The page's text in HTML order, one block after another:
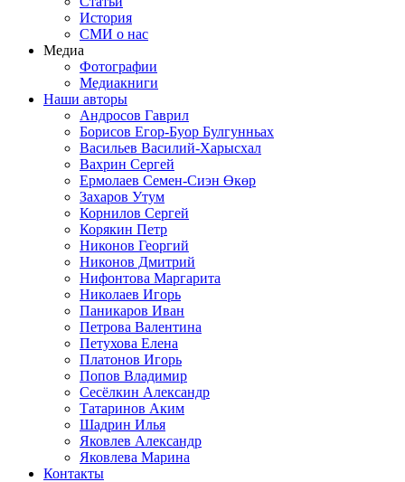
История
СМИ о нас
Медиа
Фотографии
Медиакниги
Наши авторы
Андросов Гаврил
Борисов Егор-Буор Булгунньах
Васильев Василий-Харысхал
Вахрин Сергей
Ермолаев Семен-Сиэн Өкөр
Захаров Утум
Корнилов Сергей
Корякин Петр
Никонов Георгий
Никонов Дмитрий
Нифонтова Маргарита
Николаев Игорь
Паникаров Иван
Петрова Валентина
Петухова Елена
Платонов Игорь
Попов Владимир
Сесёлкин Александр
Татаринов Аким
Шадрин Илья
Яковлев Александр
Яковлева Марина
Контакты